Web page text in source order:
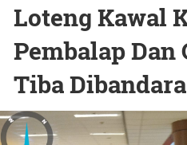
Loteng Kawal
Pembalap Dan
Tiba Dibandara